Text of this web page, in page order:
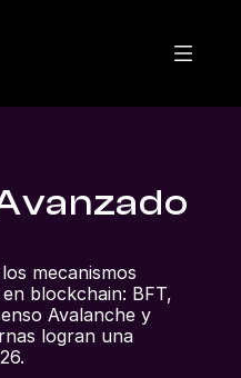
mecanismos
blockchain: BFT,
Avalanche y
logran una